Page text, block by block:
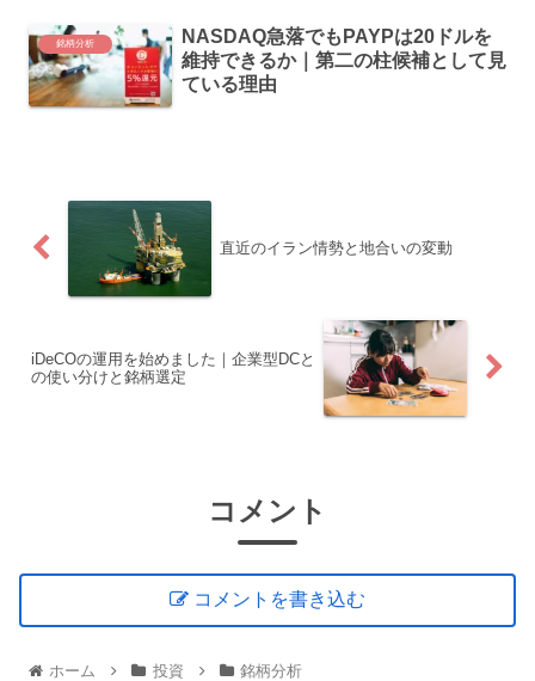
銘柄分析
NASDAQ急落でもPAYPは20ドルを
維持できるか｜第二の柱候補として見
ている理由
直近のイラン情勢と地合いの変動
iDeCOの運用を始めました｜企業型DCと
の使い分けと銘柄選定
コメント
コメントを書き込む
ホーム 投資 銘柄分析